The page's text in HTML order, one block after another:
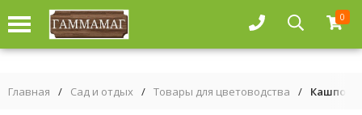
0
Главная / Сад и отдых / Товары для цветоводства / Кашпо